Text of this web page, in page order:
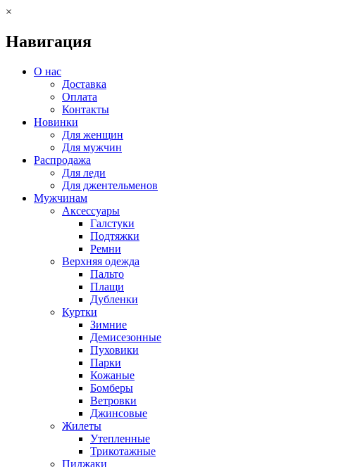
×
Навигация
О нас
Доставка
Оплата
Контакты
Новинки
Для женщин
Для мужчин
Распродажа
Для леди
Для джентельменов
Мужчинам
Аксессуары
Галстуки
Подтяжки
Ремни
Верхняя одежда
Пальто
Плащи
Дубленки
Куртки
Зимние
Демисезонные
Пуховики
Парки
Кожаные
Бомберы
Ветровки
Джинсовые
Жилеты
Утепленные
Трикотажные
Пиджаки